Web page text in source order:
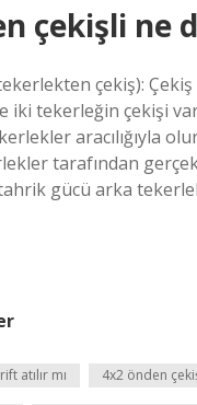
çekişli ne
çekiş): Çekiş
iki tekerleğin çekişi
aracılığıyla
tarafından
gücü arka
atılır mı 4x2 önden